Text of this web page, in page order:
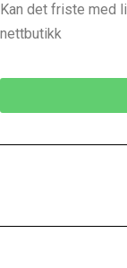
Kan det friste med
nettbutikk